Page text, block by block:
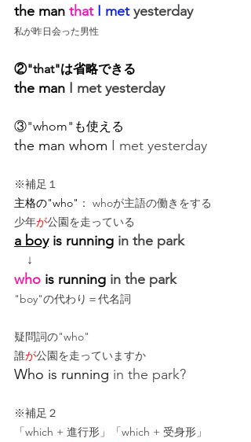
the man that I met yesterday
私が昨日会った男性
②"that"は省略できる
the man I met yesterday
③"whom"も使える
the man whom I met yesterday
※補足１
主格の"who" ： whoが主語の働きをする
少年が公園を走っている
a boy is running in the park
↓
who is running in the park
"boy"の代わり＝代名詞
疑問詞の"who"
誰が公園を走っていますか
Who is running in the park?
※補足２
「which + 進行形」「which + 受身形」